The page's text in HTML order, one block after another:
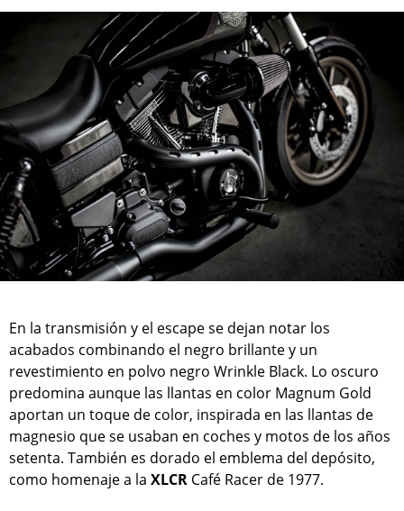
En la transmisión y el escape se dejan notar los
acabados combinando el negro brillante y un
revestimiento en polvo negro Wrinkle Black. Lo oscuro
predomina aunque las llantas en color Magnum Gold
aportan un toque de color, inspirada en las llantas de
magnesio que se usaban en coches y motos de los años
setenta. También es dorado el emblema del depósito,
como homenaje a la XLCR Café Racer de 1977.